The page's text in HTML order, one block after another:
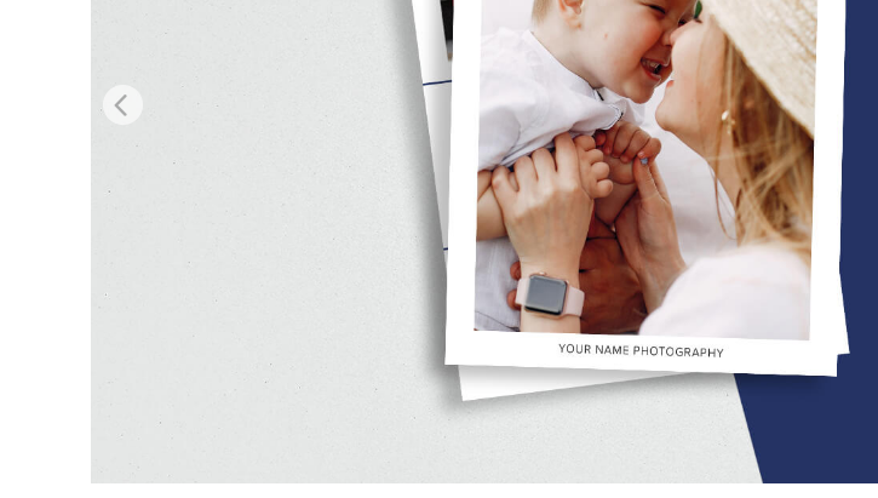
Produktfotoredigering Fotoredigering af smykker